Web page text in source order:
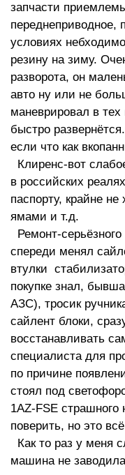
запчасти
переднеприводное,
условиях
резину на зиму.
разворота, он
авто ну или не
маневрировал в тех
быстро
если что как
Клиренс-вот
в российских
паспорту, крайне
ямами и т.д.
Ремонт-
спереди менял
втулки
покупке знал,
АЗС), тросик
сайлент блоки,
восстанавливать
специалиста для
по причине
стоял под
1AZ-FSE
поверить, но это
Как то раз у меня
машина не